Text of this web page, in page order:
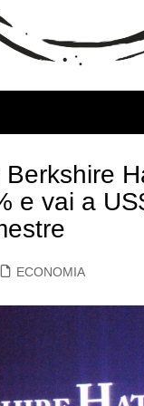
Berkshire
e vai a
ECONOMIA